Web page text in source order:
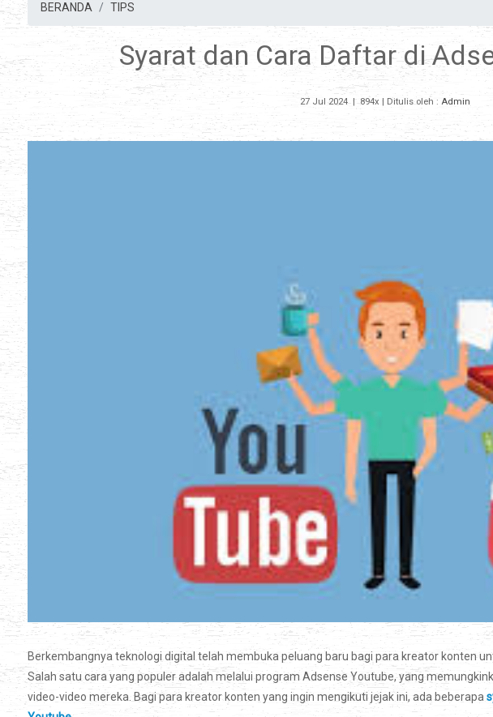
BERANDA TIPS
Syarat dan Cara Daftar di
27 Jul 2024| 894x | Ditulis oleh : Admin
Berkembangnya teknologi digital telah membuka peluang baru bagi para kreator konten
Salah satu cara yang populer adalah melalui program Adsense Youtube, yang
video-video mereka. Bagi para kreator konten yang ingin mengikuti jejak ini, ada beberapa